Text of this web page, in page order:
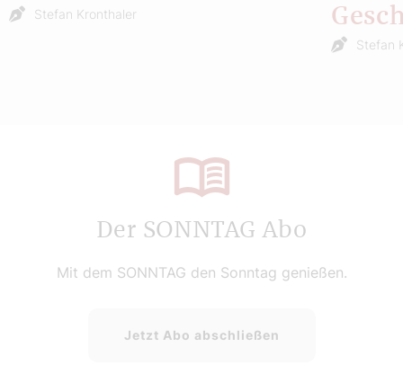
Stefan Kronthaler
Stefan
Der SONNTAG Abo
Mit dem SONNTAG den Sonntag genießen.
Jetzt Abo abschließen